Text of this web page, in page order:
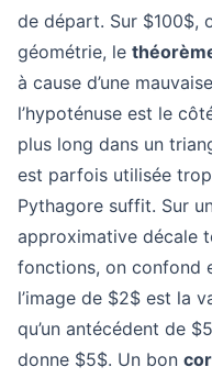
de départ. Sur $100$,
géométrie, le
à cause d’une
l’hypoténuse est le
plus long dans un
est parfois utilisée
Pythagore suffit. Sur
approximative décale
fonctions, on confond
l’image de $2$ est la
qu’un antécédent de
donne $5$. Un bon